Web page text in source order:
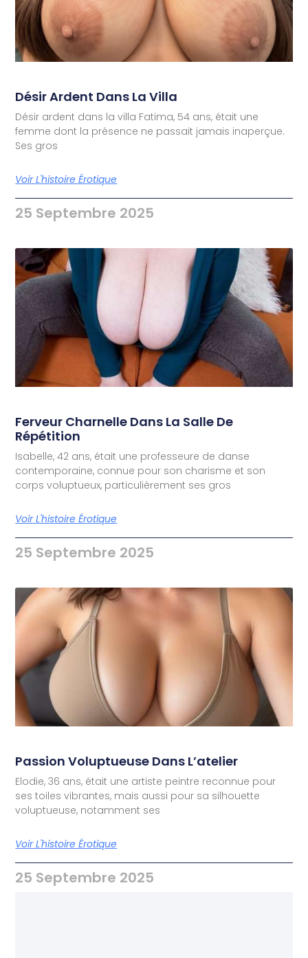
Désir Ardent Dans La Villa
Désir ardent dans la villa Fatima, 54 ans, était une
femme dont la présence ne passait jamais inaperçue.
Ses gros
Voir L'histoire Érotique
25 Septembre 2025
Ferveur Charnelle Dans La Salle De
Répétition
Isabelle, 42 ans, était une professeure de danse
contemporaine, connue pour son charisme et son
corps voluptueux, particulièrement ses gros
Voir L'histoire Érotique
25 Septembre 2025
Passion Voluptueuse Dans L’atelier
Elodie, 36 ans, était une artiste peintre reconnue pour
ses toiles vibrantes, mais aussi pour sa silhouette
voluptueuse, notamment ses
Voir L'histoire Érotique
25 Septembre 2025